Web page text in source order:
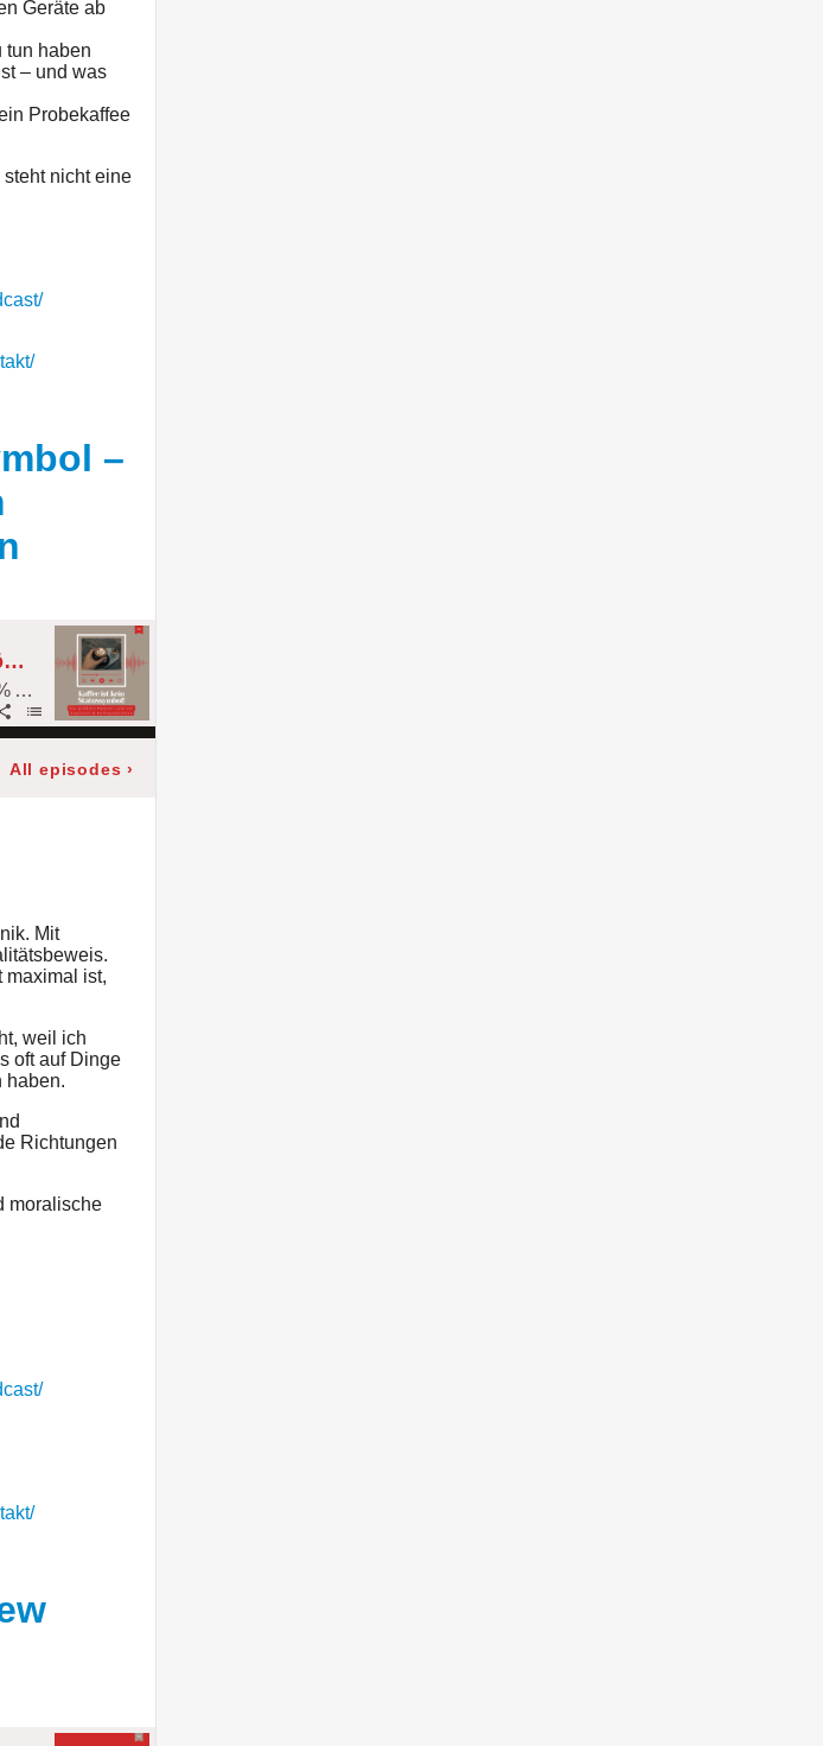
Geräte ab
tun haben
– und was
Probekaffee
nicht eine
–
153: Kaffee ist kein Statussymbol – Die größten Mythen rund um Espresso & Kaffeemaschinen
Warum Maschinenpreis, Latte Art, Crema und „100 % Arabica“ nichts über echten Geschmack sagen
All episodes ›
Mit
maximal ist,
weil ich
oft auf Dinge
haben.
Richtungen
moralische